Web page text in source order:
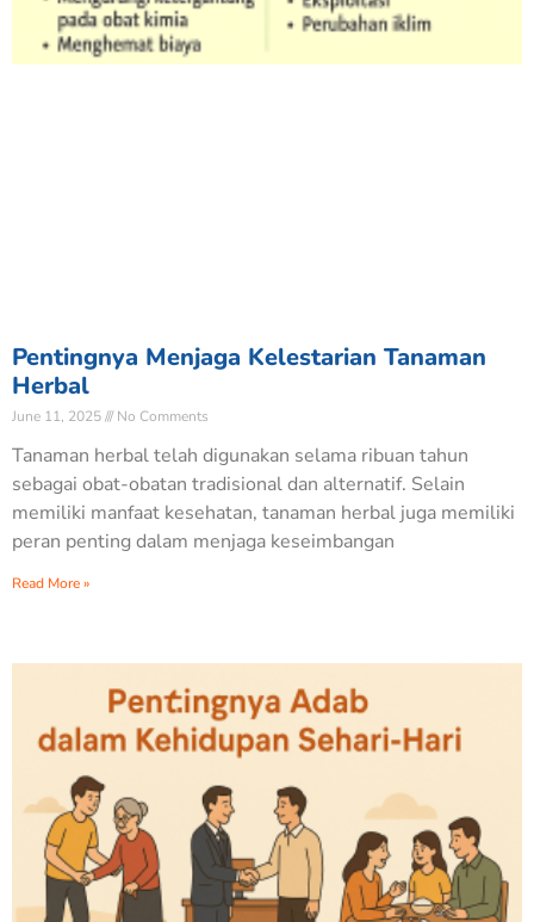
Pentingnya Menjaga Kelestarian Tanaman
Herbal
June 11, 2025 No Comments
Tanaman herbal telah digunakan selama ribuan tahun
sebagai obat-obatan tradisional dan alternatif. Selain
memiliki manfaat kesehatan, tanaman herbal juga memiliki
peran penting dalam menjaga keseimbangan
Read More »